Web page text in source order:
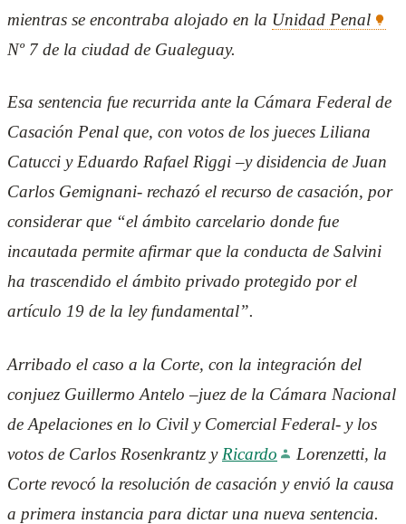
mientras se encontraba alojado en la Unidad Penal
Nº 7 de la ciudad de Gualeguay.
Esa sentencia fue recurrida ante la Cámara Federal de
Casación Penal que, con votos de los jueces Liliana
Catucci y Eduardo Rafael Riggi –y disidencia de Juan
Carlos Gemignani- rechazó el recurso de casación, por
considerar que “el ámbito carcelario donde fue
incautada permite afirmar que la conducta de Salvini
ha trascendido el ámbito privado protegido por el
artículo 19 de la ley fundamental”.
Arribado el caso a la Corte, con la integración del
conjuez Guillermo Antelo –juez de la Cámara Nacional
de Apelaciones en lo Civil y Comercial Federal- y los
votos de Carlos Rosenkrantz y Ricardo
Lorenzetti, la
Corte revocó la resolución de casación y envió la causa
a primera instancia para dictar una nueva sentencia.